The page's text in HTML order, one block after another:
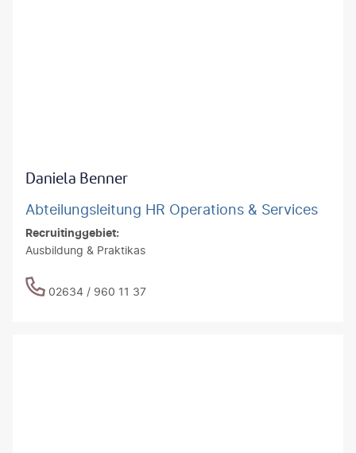
Daniela Benner
Abteilungsleitung HR Operations & Services
Recruitinggebiet:
Ausbildung & Praktikas
02634 / 960 11 37